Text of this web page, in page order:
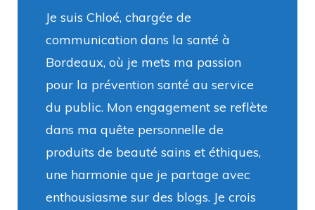
Je suis Chloé, chargée de
communication dans la santé à
Bordeaux, où je mets ma passion
pour la prévention santé au service
du public. Mon engagement se reflète
dans ma quête personnelle de
produits de beauté sains et éthiques,
une harmonie que je partage avec
enthousiasme sur des blogs. Je crois